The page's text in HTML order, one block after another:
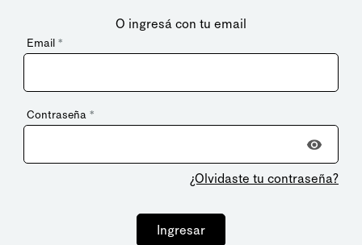
O ingresá con tu email
Email *
Contraseña *
¿Olvidaste tu contraseña?
Ingresar